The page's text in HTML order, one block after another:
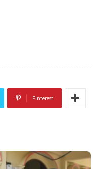
Pinterest